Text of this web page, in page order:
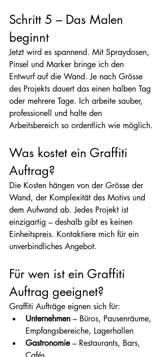
Schritt 5 – Das Malen
beginnt
Jetzt wird es spannend. Mit Spraydosen,
Pinsel und Marker bringe ich den
Entwurf auf die Wand. Je nach Grösse
des Projekts dauert das einen halben Tag
oder mehrere Tage. Ich arbeite sauber,
professionell und halte den
Arbeitsbereich so ordentlich wie möglich.
Was kostet ein Graffiti
Auftrag?
Die Kosten hängen von der Grösse der
Wand, der Komplexität des Motivs und
dem Aufwand ab. Jedes Projekt ist
einzigartig – deshalb gibt es keinen
Einheitspreis. Kontaktiere mich für ein
unverbindliches Angebot.
Für wen ist ein Graffiti
Auftrag geeignet?
Graffiti Aufträge eignen sich für:
Unternehmen – Büros, Pausenräume,
Empfangsbereiche, Lagerhallen
Gastronomie – Restaurants, Bars,